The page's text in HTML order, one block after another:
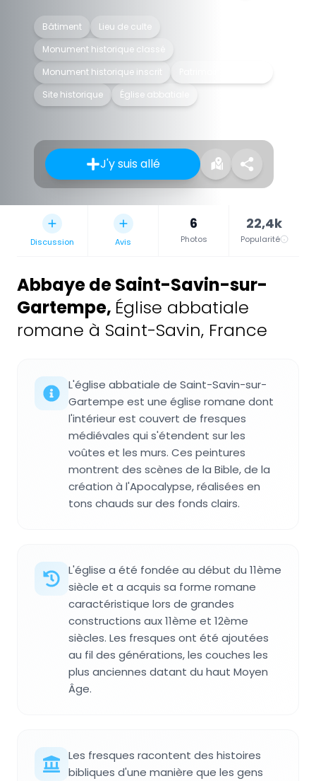
Bâtiment
Lieu de culte
Monument historique classé
Monument historique inscrit
Site historique
Église abbatiale
J'y suis allé
Discussion Avis
6
Photos
22,4k
Popularité
Abbaye de Saint-Savin-sur-
Gartempe, Église abbatiale
romane à Saint-Savin, France
L'église abbatiale de Saint-Savin-sur-
Gartempe est une église romane dont
l'intérieur est couvert de fresques
médiévales qui s'étendent sur les
voûtes et les murs. Ces peintures
montrent des scènes de la Bible, de la
création à l'Apocalypse, réalisées en
tons chauds sur des fonds clairs.
L'église a été fondée au début du 11ème
siècle et a acquis sa forme romane
caractéristique lors de grandes
constructions aux 11ème et 12ème
siècles. Les fresques ont été ajoutées
au fil des générations, les couches les
plus anciennes datant du haut Moyen
Âge.
Les fresques racontent des histoires
bibliques d'une manière que les gens